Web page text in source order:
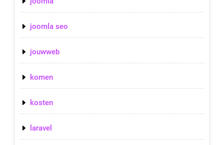
joomla seo
jouwweb
komen
kosten
laravel